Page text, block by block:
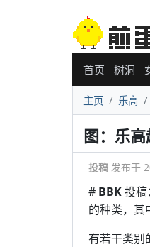
首页 树洞
主页 乐高
图：乐
投稿 发布于
# BBK投
的种类，其
有若干类别